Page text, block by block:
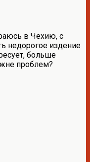
в Чехию, с
недорогое издение
больше
проблем?